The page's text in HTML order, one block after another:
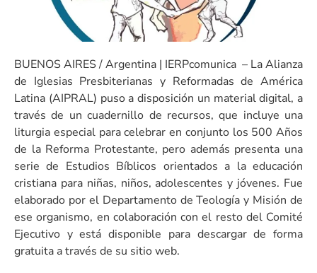
BUENOS AIRES / Argentina | IERPcomunica – La Alianza
de Iglesias Presbiterianas y Reformadas de América
Latina (AIPRAL) puso a disposición un material digital, a
través de un cuadernillo de recursos, que incluye una
liturgia especial para celebrar en conjunto los 500 Años
de la Reforma Protestante, pero además presenta una
serie de Estudios Bíblicos orientados a la educación
cristiana para niñas, niños, adolescentes y jóvenes. Fue
elaborado por el Departamento de Teología y Misión de
ese organismo, en colaboración con el resto del Comité
Ejecutivo y está disponible para descargar de forma
gratuita a través de su sitio web.